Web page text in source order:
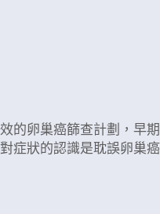
的卵巢癌篩查計劃，早期
症狀的認識是耽誤卵巢癌